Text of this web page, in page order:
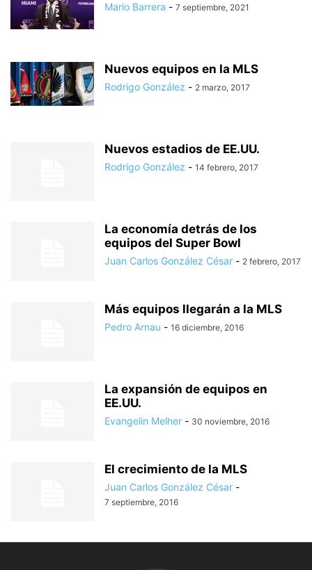
Mario Barrera - 7 septiembre, 2021
Nuevos equipos en la MLS
Rodrigo González - 2 marzo, 2017
Nuevos estadios de EE.UU.
Rodrigo González - 14 febrero, 2017
La economía detrás de los
equipos del Super Bowl
Juan Carlos González César - 2 febrero, 2017
Más equipos llegarán a la MLS
Pedro Arnau - 16 diciembre, 2016
La expansión de equipos en
EE.UU.
Evangelin Melher - 30 noviembre, 2016
El crecimiento de la MLS
Juan Carlos González César -
7 septiembre, 2016